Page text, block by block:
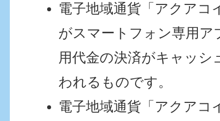
電子地域通貨「アクアコ
がスマートフォン専用ア
用代金の決済がキャッシ
われるものです。
電子地域通貨「アクアコ